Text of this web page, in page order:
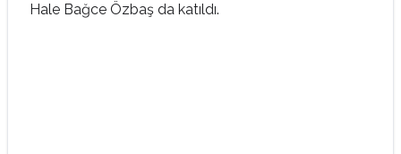
Hale Bağce Özbaş da katıldı.